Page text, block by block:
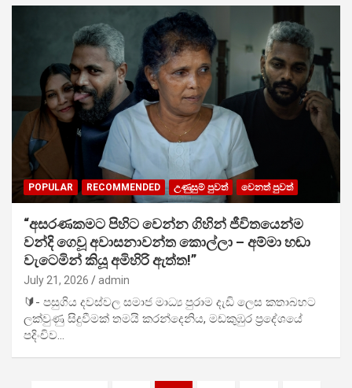
POPULAR RECOMMENDED උණුසුම් පුවත් වෙනත් පුවත්
“අසරණකමට පිහිට වෙන්න ගිහින් ජීවිතයෙන්ම
වන්දි ගෙවූ අවාසනාවන්ත කොල්ලා – අම්මා හඬා
වැටෙමින් කියූ අමිහිරි ඇත්ත!”
July 21, 2026 admin
🔰- පසුගිය දවස්වල සමාජ මාධ්‍ය පුරාම දැඩි ලෙස කතාබහට
ලක්වුණු සිදුවීමක් තමයි කරන්දෙනිය, මඩකුඹුර ප්‍රදේශයේ
පදිංචිව…